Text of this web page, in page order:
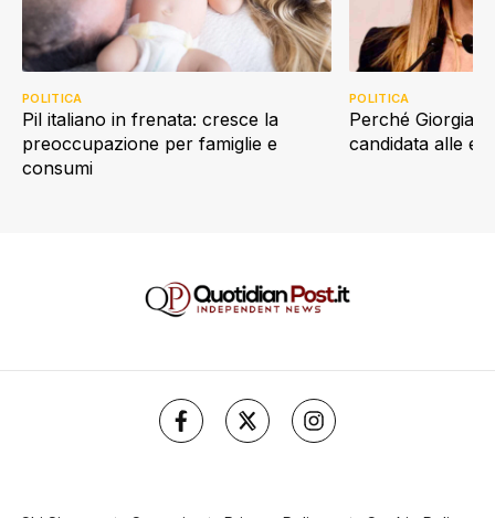
Pil italiano in frenata: cresce la
preoccupazione per famiglie e
consumi
POLITICA
Perché Giorgia
candidata alle
POLITICA